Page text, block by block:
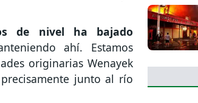
de nivel ha bajado
ahí. Estamos
originarias Wenayek
junto al río